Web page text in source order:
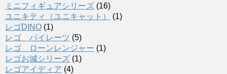
ミニフィギュアシリーズ (16)
ユニキティ（ユニキャット）
(1)
レゴDINO (1)
レゴ パイレーツ (5)
レゴ ローンレンジャー (1)
レゴお城シリーズ (1)
レゴアイディア (4)